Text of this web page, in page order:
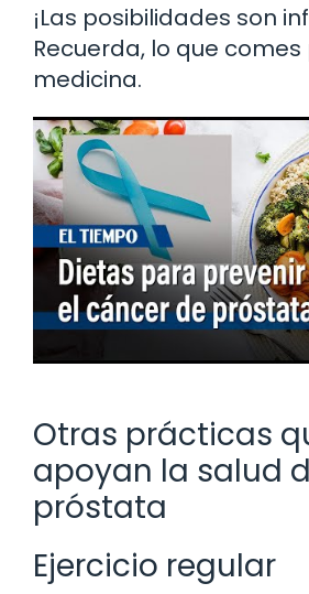
¡Las posibilidades son
Recuerda, lo que
medicina.
Otras prácticas
apoyan la salud
próstata
Ejercicio regular